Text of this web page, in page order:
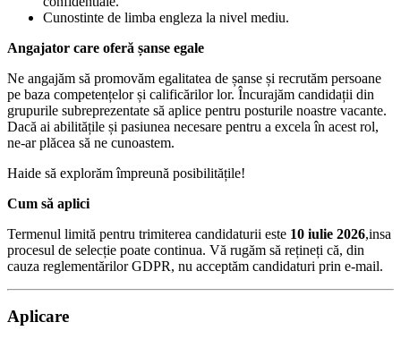
Cunostinte de limba engleza la nivel mediu.
Angajator care oferă șanse egale
Ne angajăm să promovăm egalitatea de șanse și recrutăm persoane
pe baza competențelor și calificărilor lor. Încurajăm candidații din
grupurile subreprezentate să aplice pentru posturile noastre vacante.
Dacă ai abilitățile și pasiunea necesare pentru a excela în acest rol,
ne-ar plăcea să ne cunoastem.
Haide să explorăm împreună posibilitățile!
Cum să aplici
Termenul limită pentru trimiterea candidaturii este 10 iulie 2026,insa
procesul de selecție poate continua. Vă rugăm să rețineți că, din
cauza reglementărilor GDPR, nu acceptăm candidaturi prin e-mail.
Aplicare